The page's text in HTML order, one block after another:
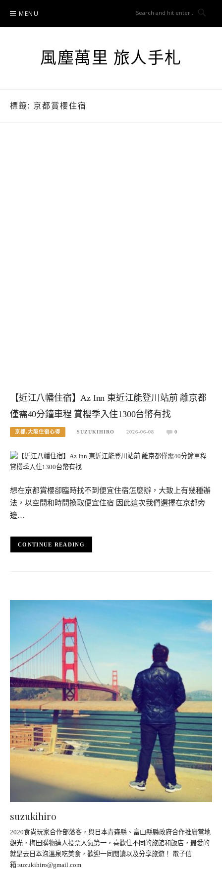
content
MENU
風塵萬里 旅人手札
標籤: 京都賞櫻住宿
【近江八幡住宿】Az Inn 東近江能登川站前 離京都
僅需40分鐘車程 賞櫻季入住1300台幣有找
京都.大阪住宿心得 SUZUKIHIRO 2026-06-08 0
想在京都賞櫻卻臨時找不到便宜住宿怎麼辦，大致上有幾種辦
法，以空間和時間換取便宜住宿 因此這次我們選擇在京都旁
邊…
CONTINUE READING
suzukihiro
2020食尚玩家合作部落客，與日本青森縣、富山縣縣政府合作推廣當地
觀光，梅田購物達人投票人氣第一，喜歡住不同的旅館和飯店，最愛的
就是去日本泡溫泉吃美食，歡迎一同閱讀以及分享旅遊！ 電子信
箱:suzukihiro@gmail.com